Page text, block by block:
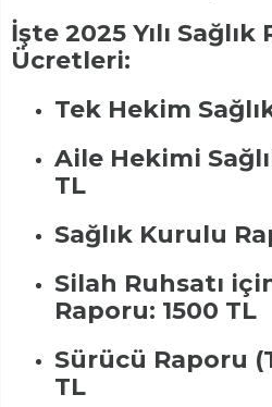
İşte 2025 Yılı Sağlık
Ücretleri:
Tek Hekim
Aile Hekimi
TL
Sağlık Kurulu
Silah Ruhsatı
Raporu: 1500 TL
Sürücü Raporu
TL